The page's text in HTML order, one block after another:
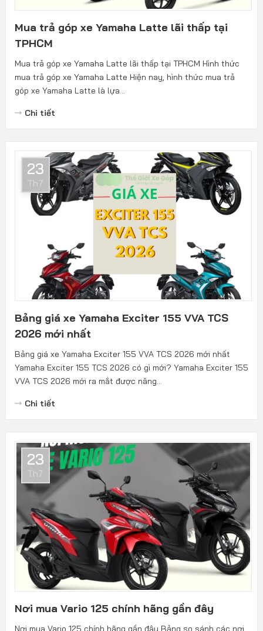
Mua trả góp xe Yamaha Latte lãi thấp tại
TPHCM
Mua trả góp xe Yamaha Latte lãi thấp tại TPHCM Hình thức
mua trả góp xe Yamaha Latte Hiện nay, hình thức mua trả
góp xe Yamaha Latte là lựa...
Chi tiết
23
Th7
Bảng giá xe Yamaha Exciter 155 VVA TCS
2026 mới nhất
Bảng giá xe Yamaha Exciter 155 VVA TCS 2026 mới nhất
Yamaha Exciter 155 TCS 2026 có gì mới? Yamaha Exciter 155
VVA TCS 2026 mới ra mắt được nâng...
Chi tiết
23
Th7
Nơi mua Vario 125 chính hãng gần đây
Nơi mua Vario 125 chính hãng gần đây Bảng so sánh các nơi